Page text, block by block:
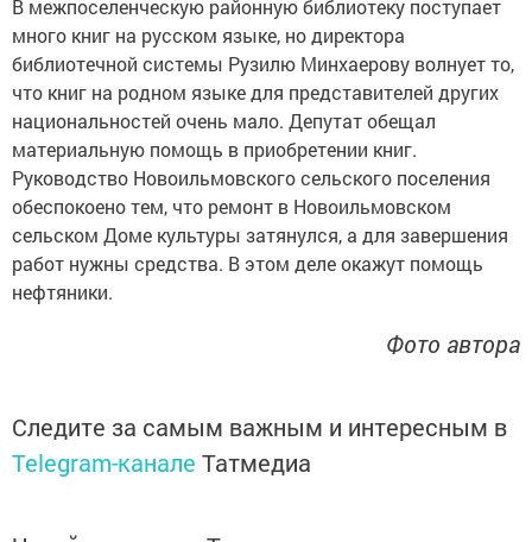
В межпоселенческую районную библиотеку поступает
много книг на русском языке, но директора
библиотечной системы Рузилю Минхаерову волнует то,
что книг на родном языке для представителей других
национальностей очень мало. Депутат обещал
материальную помощь в приобретении книг.
Руководство Новоильмовского сельского поселения
обеспокоено тем, что ремонт в Новоильмовском
сельском Доме культуры затянулся, а для завершения
работ нужны средства. В этом деле окажут помощь
нефтяники.
Фото автора
Следите за самым важным и интересным в
Telegram-канале Татмедиа